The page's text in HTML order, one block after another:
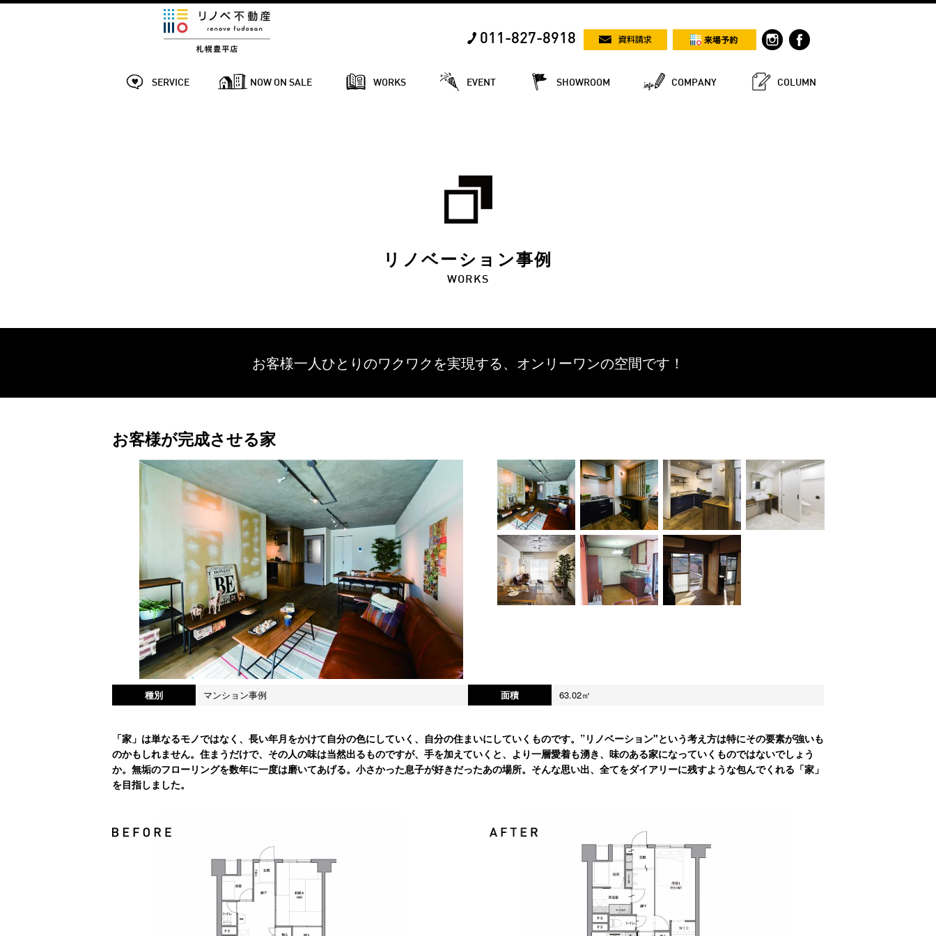
011-827-8918
SERVICE NOW ON SALE WORKS EVENT SHOWROOM COMPANY COLUMN
リノベーション事例
WORKS
お客様一人ひとりのワクワクを実現する、 オンリーワンの空間です！
お客様が完成させる家
種別 マンション事例 面積 63.02㎡
「家」は単なるモノではなく、長い年月をかけて自分の色にしていく、自分の住まいにしていくものです。”リノベーション"という考え方は特にその要素が強いも
のかもしれません。住まうだけで、その人の味は当然出るものですが、手を加えていくと、より一層愛着も湧き、味のある家になっていくものではないでしょう
か。無垢のフローリングを数年に一度は磨いてあげる。小さかった息子が好きだったあの場所。そんな思い出、全てをダイアリーに残すような包んでくれる「家」
を目指しました。